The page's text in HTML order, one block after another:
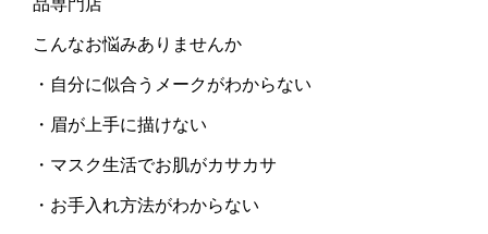
こんなお悩みありませんか
・自分に似合うメークがわからない
・眉が上手に描けない
・マスク生活でお肌がカサカサ
・お手入れ方法がわからない